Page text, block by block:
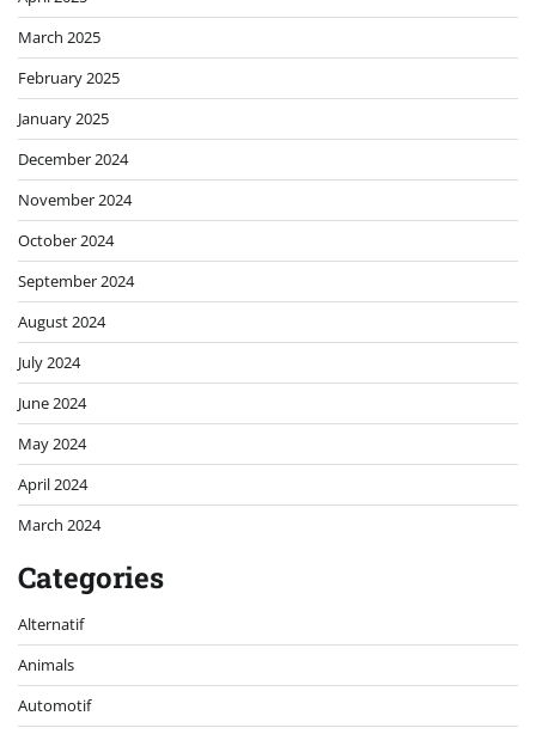
March 2025
February 2025
January 2025
December 2024
November 2024
October 2024
September 2024
August 2024
July 2024
June 2024
May 2024
April 2024
March 2024
Categories
Alternatif
Animals
Automotif